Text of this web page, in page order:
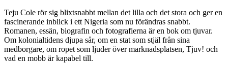
Teju Cole rör sig blixtsnabbt mellan det lilla och det stora och ger en
fascinerande inblick i ett Nigeria som nu förändras snabbt.
Romanen, essän, biografin och fotografierna är en bok om tjuvar.
Om kolonialtidens djupa sår, om en stat som stjäl från sina
medborgare, om ropet som ljuder över marknadsplatsen, Tjuv! och
vad en mobb är kapabel till.